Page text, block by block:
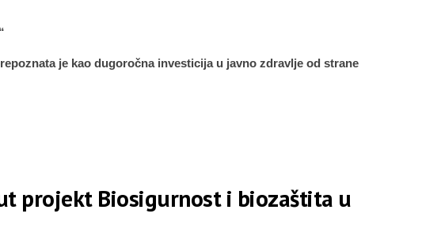
je kao dugoročna investicija u javno zdravlje od strane
projekt Biosigurnost i biozaštita u